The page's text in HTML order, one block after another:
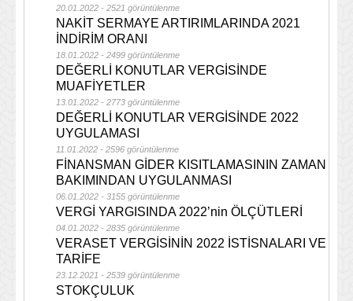
20.01.2022 - 2521 görüntülenme
NAKİT SERMAYE ARTIRIMLARINDA 2021
İNDİRİM ORANI
18.01.2022 - 2499 görüntülenme
DEĞERLİ KONUTLAR VERGİSİNDE
MUAFİYETLER
13.01.2022 - 2773 görüntülenme
DEĞERLİ KONUTLAR VERGİSİNDE 2022
UYGULAMASI
11.01.2022 - 2596 görüntülenme
FİNANSMAN GİDER KISITLAMASININ ZAMAN
BAKIMINDAN UYGULANMASI
06.01.2022 - 3155 görüntülenme
VERGİ YARGISINDA 2022’nin ÖLÇÜTLERİ
04.01.2022 - 2835 görüntülenme
VERASET VERGİSİNİN 2022 İSTİSNALARI VE
TARİFE
23.12.2021 - 2539 görüntülenme
STOKÇULUK